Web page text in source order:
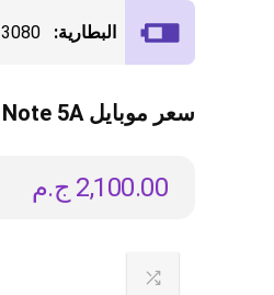
البطارية: 3080 مللي أمبير – لا يدعم الشحن السريع أو اللاسلكي
سعر موبايل Xiaomi Redmi Note 5A
ج.م 2,100.00